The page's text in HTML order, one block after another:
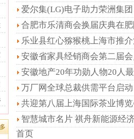
爱尔集(LG)电子助力荣洲集
合肥市乐清商会换届庆典在
乐业县红心猕猴桃上海市推
安徽省家具经销商会第二届
安徽地产20年功勋人物20人
万厂网全球总裁供需平台启动
共迎第八届上海国际茶业博
智慧城市名片 祺舟新能源经
首页